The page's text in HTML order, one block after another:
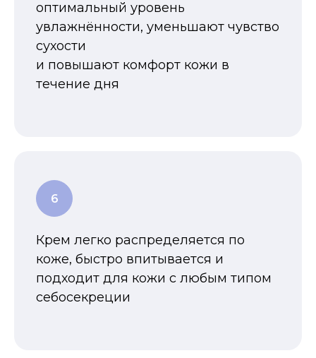
оптимальный уровень
увлажнённости, уменьшают чувство
сухости
и повышают комфорт кожи в
течение дня
Крем легко распределяется по
коже, быстро впитывается и
подходит для кожи с любым типом
себосекреции